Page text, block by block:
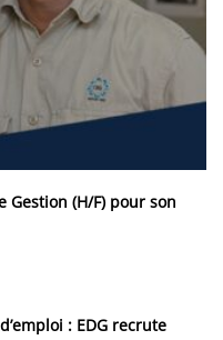
Gestion (H/F) pour son
: EDG recrute